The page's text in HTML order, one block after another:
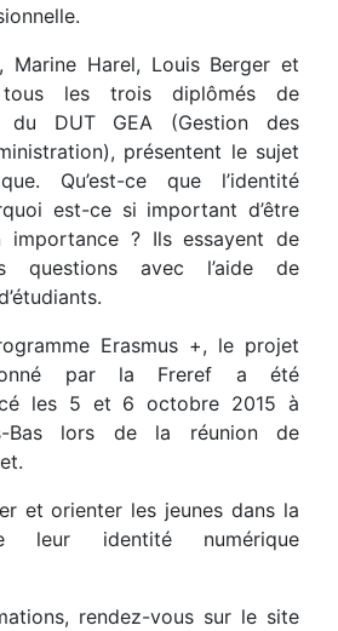
Marine Harel, Louis Berger et
tous les trois diplômés de
du DUT GEA (Gestion des
présentent le sujet
Qu’est-ce que l’identité
est-ce si important d’être
importance ? Ils essayent de
questions avec l’aide de
Erasmus +, le projet
par la Freref a été
les 5 et 6 octobre 2015 à
Bas lors de la réunion de
et orienter les jeunes dans la
leur identité numérique
rendez-vous sur le site